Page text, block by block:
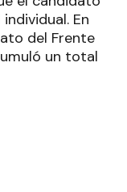
En
del Frente
un total